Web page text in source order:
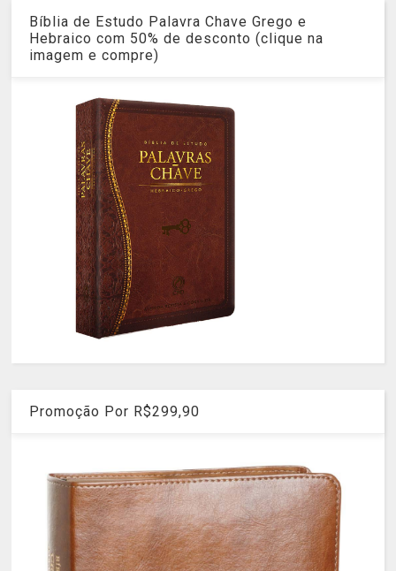
Bíblia de Estudo Palavra Chave Grego e
Hebraico com 50% de desconto (clique na
imagem e compre)
Promoção Por R$299,90